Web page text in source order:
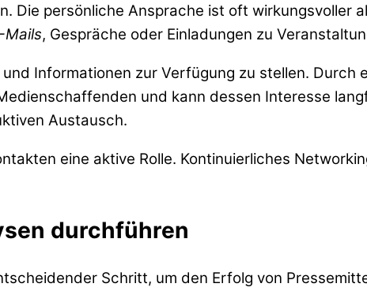
Die persönliche Ansprache ist oft wirkungsvoller
Mails, Gespräche oder Einladungen zu
Informationen zur Verfügung zu stellen. Durch
und kann dessen Interesse
Austausch.
eine aktive Rolle. Kontinuierliches
durchführen
Schritt, um den Erfolg von